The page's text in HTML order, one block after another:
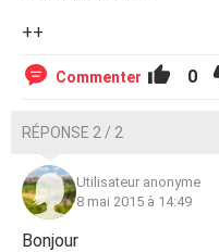
++
Commenter 0
RÉPONSE 2 / 2
Utilisateur anonyme
8 mai 2015 à 14:49
Bonjour